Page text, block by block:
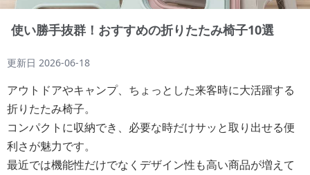
使い勝手抜群！おすすめの折りたたみ椅子10選
更新日 2026-06-18
アウトドアやキャンプ、ちょっとした来客時に大活躍する
折りたたみ椅子。
コンパクトに収納でき、必要な時だけサッと取り出せる便
利さが魅力です。
最近では機能性だけでなくデザイン性も高い商品が増えて